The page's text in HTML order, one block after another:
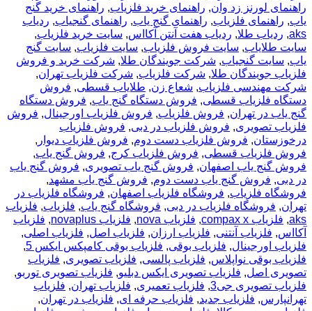
راهنمای لورنز زد وان, راهنمای خرید فلزیاب, راهنمای خرید گنج
یاب, راهنمای فلزیاب, راهنمای گنج یاب, راهنمای گنجیاب, ردیاب
aks
, ردیاب طلا, ردیاب هفت آنتن آکااس, سایت خرید فلزیاب,
سایت طلایاب, سایت فروش فلزیاب, سایت فلزیاب, سایت گنج
یاب, سایت گنجیاب, شرکت جویندگان طلا, شرکت خرید و فروش
فلزیاب جویندگان طلا, شرکت فلزیاب, شرکت فلزیاب تهران,
شرکت مهندسی فلزیاب, شعاع زن, طلایاب قسطی, فروش
دستگاه فلزیاب قسطی, فروش دستگاه گنج یاب, فروش دستگاه
گنج یاب در تهران, فروش فلزیاب, فروش فلزیاب اورجینال, فروش
فلزیاب تصویری, فروش فلزیاب در دبی, فروش فلزیاب
درخوزستان, فروش فلزیاب دست دوم, فروش فلزیاب دیوار ,
فروش فلزیاب قسطی, فروش فلزیاب کرج, فروش گنج یاب,
فروش گنج یاب اصفهان, فروش گنج یاب تصویری, فروش گنج یاب
در دبی, فروش گنج یاب دست دوم, فروش گنج یاب مشهد,
فروشگاه فلزیاب, فروشگاه فلزیاب اصفهان, فروشگاه فلزیاب در
تهران, فروشگاه فلزیاب در دبی, فروشگاه گنج یاب, فلزیاب, فلزیاب
aks
, فلزیاب compax x , فلزیاب nova , فلزیاب novaplus , فلزیاب
آکااس, فلزیاب آنتنی, فلزیاب ارزان, فلزیاب اصل, فلزیاب اصلی,
فلزیاب اورجینال, فلزیاب بوقی, فلزیاب بوقی کامپکس ایکس 5
,
فلزیاب بوقی نواپلاس, فلزیاب پالسی, فلزیاب تصویری, فلزیاب
تصویری اصل, فلزیاب تصویری ایکس دبلیو, فلزیاب تصویری توربو,
فلزیاب تصویری جی3
, فلزیاب تعمیری, فلزیاب تهران, فلزیاب
تهرانپارس, فلزیاب جدید, فلزیاب حرفه ای, فلزیاب در تهران,